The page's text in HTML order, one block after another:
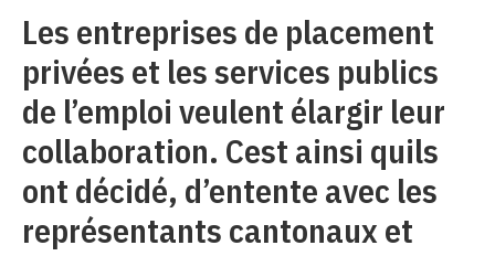
Les entreprises de placement
privées et les services publics
de l’emploi veulent élargir leur
collaboration. Cest ainsi quils
ont décidé, d’entente avec les
représentants cantonaux et